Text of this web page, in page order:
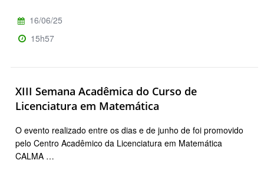
16/06/25
15h57
XIII Semana Acadêmica do Curso de
Licenciatura em Matemática
O evento realizado entre os dias e de junho de foi promovido
pelo Centro Acadêmico da Licenciatura em Matemática
CALMA …